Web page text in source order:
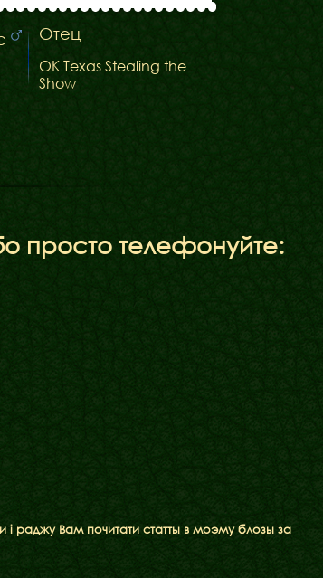
Отец
OK Texas Stealing the
Show
просто телефонуйте:
і раджу Вам почитати статты в моэму блозы за